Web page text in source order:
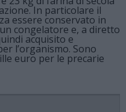
In particolare il
essere conservato in
congelatore e, a diretto
acquisito e
l’organismo. Sono
euro per le precarie